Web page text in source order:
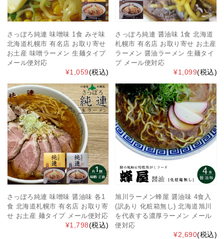
さっぽろ純連 味噌味 1食 みそ味
北海道札幌市 有名店 お取り寄せ
お土産 味噌ラーメン 生麺タイプ
メール便対応
¥1,059(税込)
さっぽろ純連 醤油味 1食 北海道
札幌市 有名店 お取り寄せ お土産
ラーメン 醤油ラーメン 生麺タイ
プ メール便対応
¥1,099(税込)
さっぽろ純連 味噌味 醤油味 各1
食 北海道札幌市 有名店 お取り寄
せ お土産 麺タイプ メール便対応
¥1,798(税込)
旭川ラーメン蜂屋 醤油味 4食入
(訳あり 化粧箱無し) 北海道旭川
を代表する濃厚ラーメン メール
便対応
¥2,690(税込)